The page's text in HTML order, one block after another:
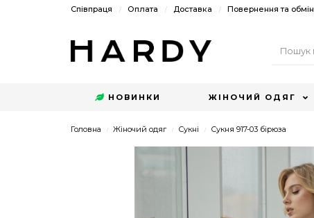
Співпраця Оплата Доставка Повернення та обмін
НОВИНКИ ЖІНОЧИЙ ОДЯГ
Головна Жіночий одяг Сукні Сукня 917-03 бірюза